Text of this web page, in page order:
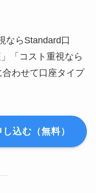
ならStandard口
「コスト重視なら
わせて口座タイプ
込む（無料）